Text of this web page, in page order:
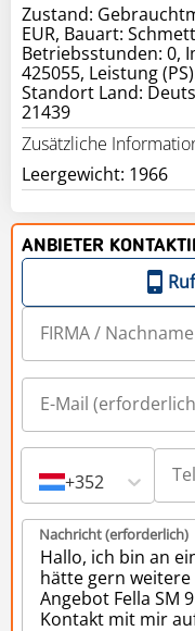
Zustand:
EUR, Bauart:
Betriebsstunden: 0,
425055, Leistung
Standort Land:
21439
Zusätzliche
Leergewicht: 1966
ANBIETER
+352
Nachricht (erforderlich)